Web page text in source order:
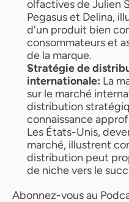
olfactives de Julien
Pegasus et Delina,
d'un produit bien
consommateurs et
de la marque.
Stratégie de
internationale: La
sur le marché
distribution
connaissance
Les États-Unis,
marché, illustrent
distribution peut
de niche vers le
Abonnez-vous au